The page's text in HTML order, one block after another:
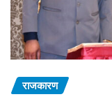
राजकारण